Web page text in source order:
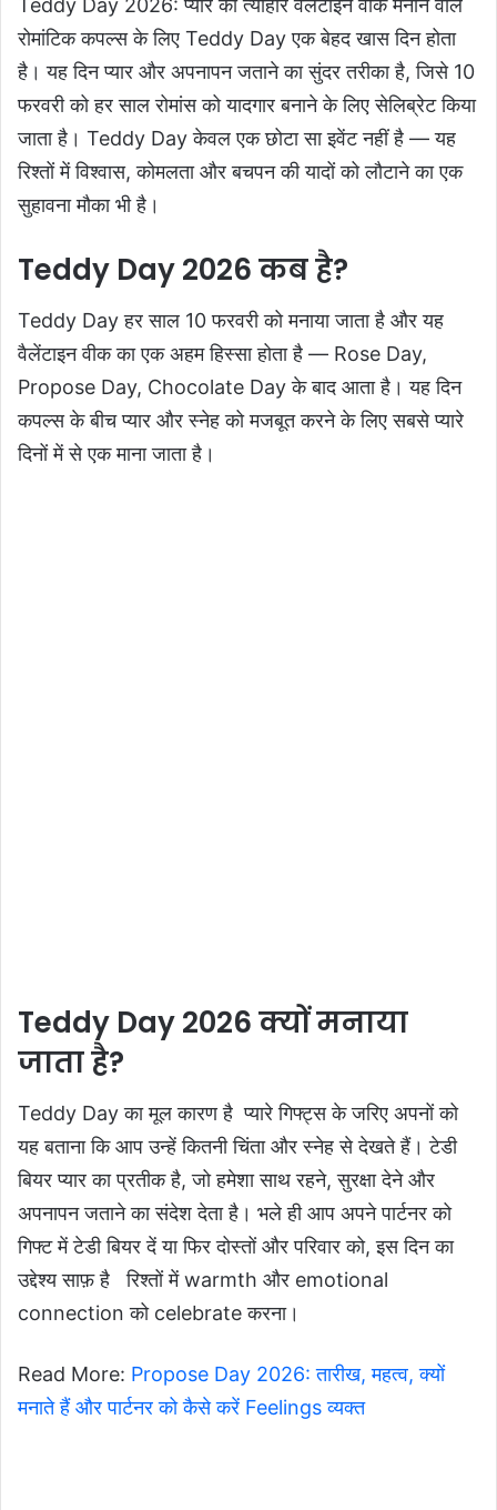
रोमांटिक कपल्स के लिए Teddy Day एक बेहद खास दिन होता
है। यह दिन प्यार और अपनापन जताने का सुंदर तरीका है, जिसे 10
फरवरी को हर साल रोमांस को यादगार बनाने के लिए सेलिब्रेट किया
जाता है। Teddy Day केवल एक छोटा सा इवेंट नहीं है — यह
रिश्तों में विश्वास, कोमलता और बचपन की यादों को लौटाने का एक
सुहावना मौका भी है।
Teddy Day 2026 कब है?
Teddy Day हर साल 10 फरवरी को मनाया जाता है और यह
वैलेंटाइन वीक का एक अहम हिस्सा होता है — Rose Day,
Propose Day, Chocolate Day के बाद आता है। यह दिन
कपल्स के बीच प्यार और स्नेह को मजबूत करने के लिए सबसे प्यारे
दिनों में से एक माना जाता है।
Teddy Day 2026 क्यों मनाया
जाता है?
Teddy Day का मूल कारण है प्यारे गिफ्ट्स के जरिए अपनों को
यह बताना कि आप उन्हें कितनी चिंता और स्नेह से देखते हैं। टेडी
बियर प्यार का प्रतीक है, जो हमेशा साथ रहने, सुरक्षा देने और
अपनापन जताने का संदेश देता है। भले ही आप अपने पार्टनर को
गिफ्ट में टेडी बियर दें या फिर दोस्तों और परिवार को, इस दिन का
उद्देश्य साफ़ है रिश्तों में warmth और emotional
connection को celebrate करना।
Read More: Propose Day 2026: तारीख, महत्व, क्यों
मनाते हैं और पार्टनर को कैसे करें Feelings व्यक्त